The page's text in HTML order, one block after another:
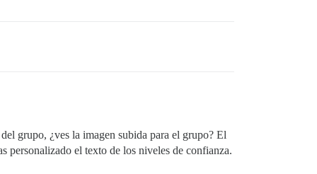
grupo, ¿ves la imagen subida para el grupo? El
personalizado el texto de los niveles de confianza.